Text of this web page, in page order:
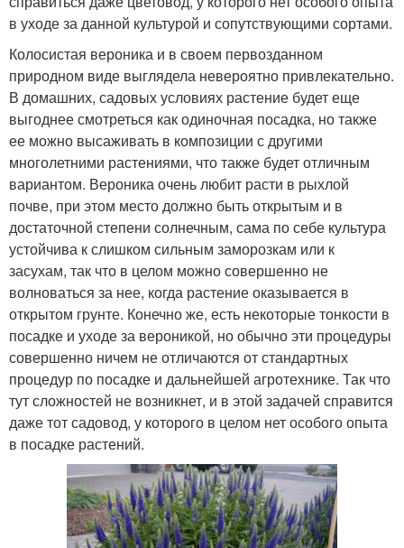
в уходе за данной культурой и сопутствующими сортами.
Колосистая вероника и в своем первозданном
природном виде выглядела невероятно привлекательно.
В домашних, садовых условиях растение будет еще
выгоднее смотреться как одиночная посадка, но также
ее можно высаживать в композиции с другими
многолетними растениями, что также будет отличным
вариантом. Вероника очень любит расти в рыхлой
почве, при этом место должно быть открытым и в
достаточной степени солнечным, сама по себе культура
устойчива к слишком сильным заморозкам или к
засухам, так что в целом можно совершенно не
волноваться за нее, когда растение оказывается в
открытом грунте. Конечно же, есть некоторые тонкости в
посадке и уходе за вероникой, но обычно эти процедуры
совершенно ничем не отличаются от стандартных
процедур по посадке и дальнейшей агротехнике. Так что
тут сложностей не возникнет, и в этой задачей справится
даже тот садовод, у которого в целом нет особого опыта
в посадке растений.